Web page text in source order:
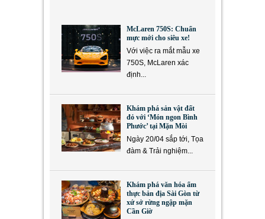
McLaren 750S: Chuẩn
mực mới cho siêu xe!
Với việc ra mắt mẫu xe
750S, McLaren xác
định...
Khám phá sản vật đất
đỏ với ‘Món ngon Bình
Phước’ tại Mặn Mòi
Ngày 20/04 sắp tới, Tọa
đàm & Trải nghiệm...
Khám phá văn hóa ẩm
thực bản địa Sài Gòn từ
xứ sở rừng ngập mặn
Cần Giờ